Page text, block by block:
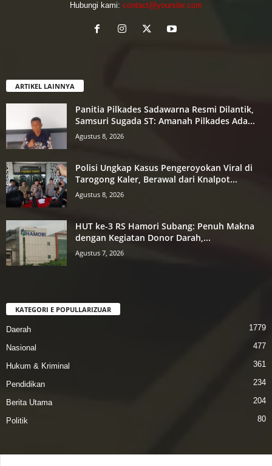
Hubungi kami: contact@yoursite.com
ARTIKEL LAINNYA
Panitia Pilkades Sadawarna Resmi Dilantik,
Samsuri Sugada ST: Amanah Pilkades Ada...
Agustus 8, 2026
Polisi Ungkap Kasus Pengeroyokan Viral di
Tarogong Kaler, Berawal dari Knalpot...
Agustus 8, 2026
HUT ke-3 RS Hamori Subang: Penuh Makna
dengan Kegiatan Donor Darah,...
Agustus 7, 2026
KATEGORI E POPULLARIZUAR
Daerah 1779
Nasional 477
Hukum & Kriminal 361
Pendidikan 234
Berita Utama 204
Politik 80